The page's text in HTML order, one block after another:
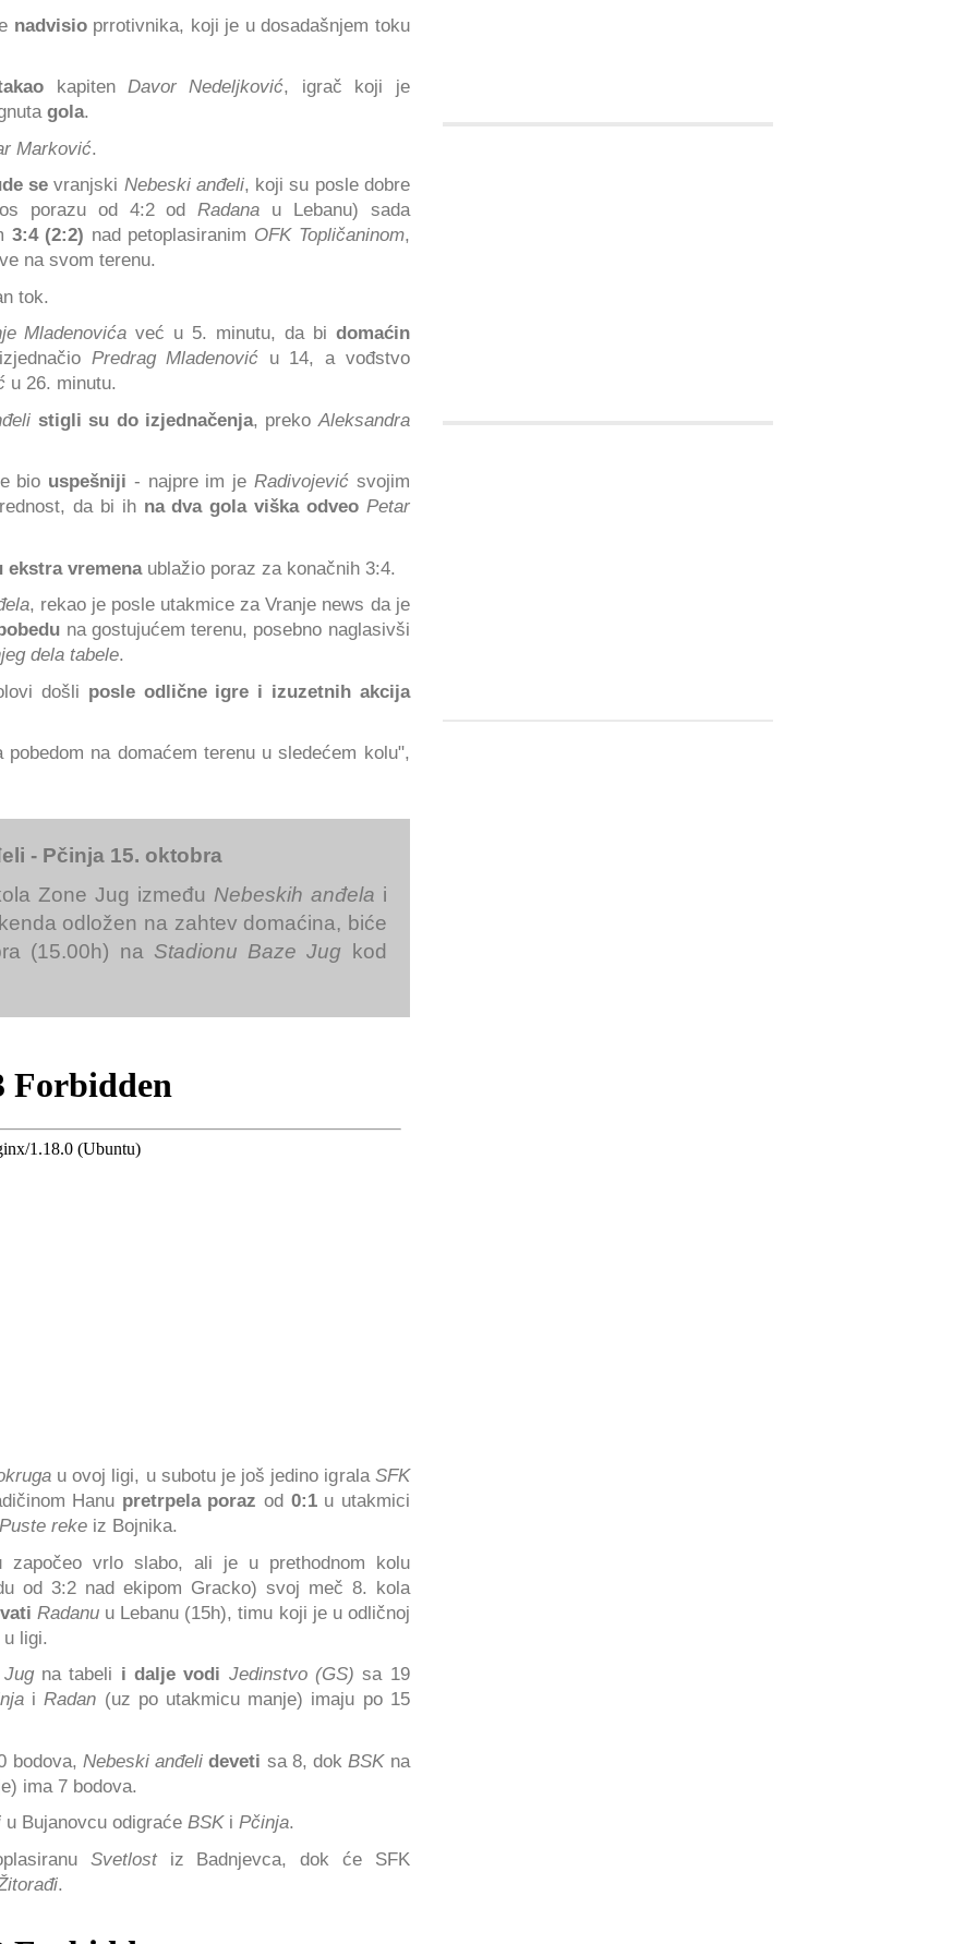
nadvisioprrotivnika, koji je u dosadašnjem toku
kapiten Davor Nedeljković, igrač koji je
gola.
Marković.
se vranjski Nebeski anđeli, koji su posle dobre
porazu od 4:2 odRadana u Lebanu) sada
3:4 (2:2) nad petoplasiranim OFK Topličaninom,
na svom terenu.
tok.
Mladenovića već u 5. minutu, da bi domaćin
Predrag Mladenović u 14, a vođstvo
u 26. minutu.
stigli su do izjednačenja, preko Aleksandra
bio uspešniji - najpre im je Radivojević svojim
da bi ih na dva gola viška odveoPetar
vremenaublažio poraz za konačnih 3:4.
, rekao je posle utakmice za Vranje news da je
na gostujućem terenu, posebno naglasivši
dela tabele.
došli posle odlične igre i izuzetnih akcija
pobedom na domaćem terenu u sledećem kolu",
- Pčinja 15. oktobra
Zone Jug između Nebeskih anđela i
odložen na zahtev domaćina, biće
(15.00h) na Stadionu Baze Jug kod
u ovoj ligi, u subotu je još jedino igrala SFK
Hanu pretrpela poraz od 0:1u utakmici
Puste reke iz Bojnika.
vrlo slabo, ali je u prethodnom kolu
od 3:2 nad ekipom Gracko) svoj meč 8. kola
Radanu u Lebanu (15h), timu koji je u odličnoj
ligi.
na tabeli i dalje vodi Jedinstvo (GS) sa 19
iRadan (uz po utakmicu manje) imaju po 15
bodova, Nebeski anđeli deveti sa 8, dokBSKna
ima 7 bodova.
u Bujanovcu odigraće BSKi Pčinja.
Svetlostiz Badnjevca, dok će SFK
.